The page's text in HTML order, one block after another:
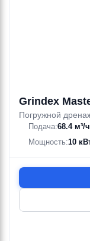
Grindex
Подача:68.4 м³/ч
Мощность:10